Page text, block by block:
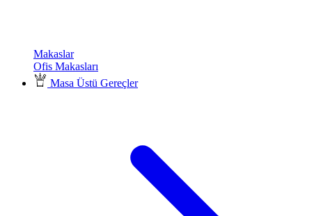
Makaslar
Ofis Makasları
Masa Üstü Gereçler